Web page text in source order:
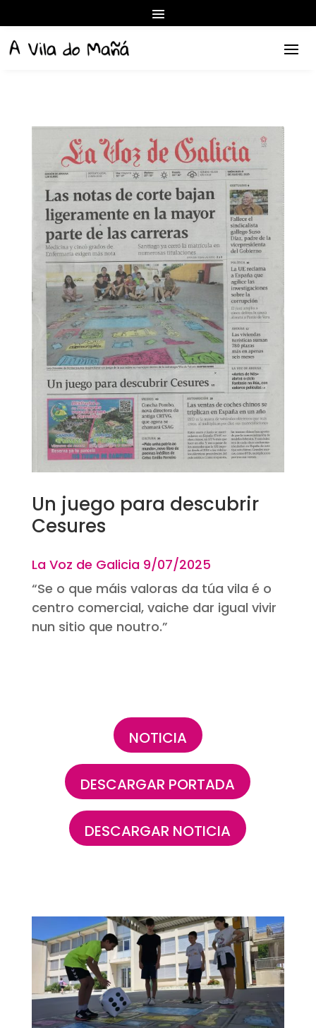
Un juego para descubrir
Cesures
La Voz de Galicia 9/07/2025
“Se o que máis valoras da túa vila é o
centro comercial, vaiche dar igual vivir
nun sitio que noutro.”
NOTICIA
DESCARGAR PORTADA
DESCARGAR NOTICIA